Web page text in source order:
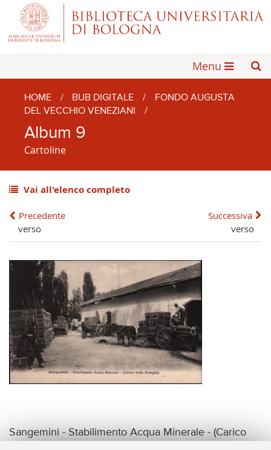
Menu
HOME / BUB DIGITALE /
FONDO AUGUSTA
DEL VECCHIO VENEZIANI
/
Album 9
Cartoline
Vai all'elenco completo
Precedente
verso
Successiva
verso
Sangemini - Stabilimento Acqua Minerale - (Carico